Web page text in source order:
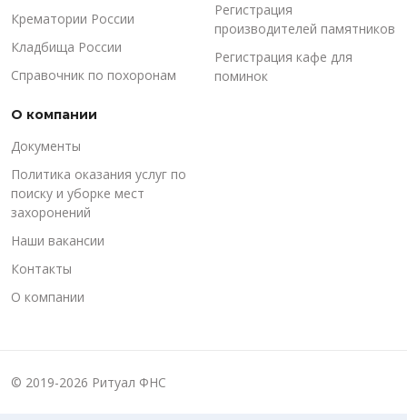
Крематории России
Кладбища России
Справочник по похоронам
Регистрация
производителей памятников
Регистрация кафе для
поминок
О компании
Документы
Политика оказания услуг по
поиску и уборке мест
захоронений
Наши вакансии
Контакты
О компании
© 2019-2026 Ритуал ФНС